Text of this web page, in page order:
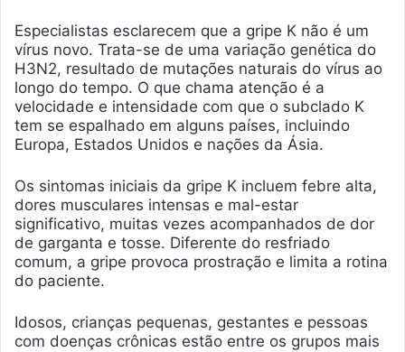
Especialistas esclarecem que a gripe K não é um
vírus novo. Trata-se de uma variação genética do
H3N2, resultado de mutações naturais do vírus ao
longo do tempo. O que chama atenção é a
velocidade e intensidade com que o subclado K
tem se espalhado em alguns países, incluindo
Europa, Estados Unidos e nações da Ásia.
Os sintomas iniciais da gripe K incluem febre alta,
dores musculares intensas e mal-estar
significativo, muitas vezes acompanhados de dor
de garganta e tosse. Diferente do resfriado
comum, a gripe provoca prostração e limita a rotina
do paciente.
Idosos, crianças pequenas, gestantes e pessoas
com doenças crônicas estão entre os grupos mais